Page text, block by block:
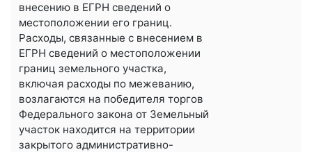
внесению в ЕГРН сведений о
местоположении его границ.
Расходы, связанные с внесением в
ЕГРН сведений о местоположении
границ земельного участка,
включая расходы по межеванию,
возлагаются на победителя торгов
Федерального закона от Земельный
участок находится на территории
закрытого административно-